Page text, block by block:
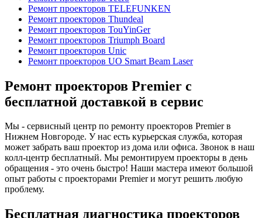
Ремонт проекторов TELEFUNKEN
Ремонт проекторов Thundeal
Ремонт проекторов TouYinGer
Ремонт проекторов Triumph Board
Ремонт проекторов Unic
Ремонт проекторов UO Smart Beam Laser
Ремонт проекторов Premier с
бесплатной доставкой в сервис
Мы - сервисный центр по ремонту проекторов Premier в
Нижнем Новгороде. У нас есть курьерская служба, которая
может забрать ваш проектор из дома или офиса. Звонок в наш
колл-центр бесплатный. Мы ремонтируем проекторы в день
обращения - это очень быстро! Наши мастера имеют большой
опыт работы с проекторами Premier и могут решить любую
проблему.
Бесплатная диагностика проекторов